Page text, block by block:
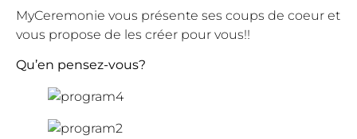
MyCeremonie vous présente ses coups de coeur et
vous propose de les créer pour vous!!
Qu’en pensez-vous?